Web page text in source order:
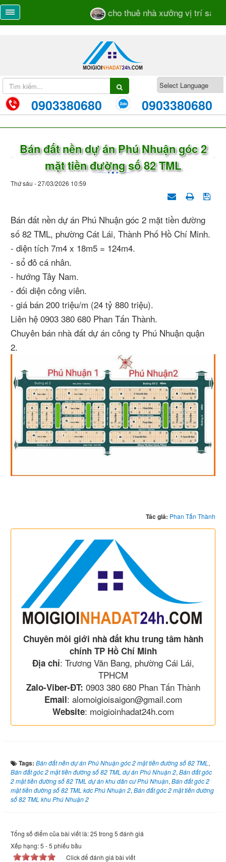
cho thuê nhà xưởng vị trí sát
0903380680 0903380680
Bán đất nền dự án Phú Nhuận góc 2
mặt tiền đường số 82 TML
Thứ sáu - 27/03/2026 10:59
Bán đất nền dự án Phú Nhuận góc 2 mặt tiền đường
số 82 TML, phường Cát Lái, Thành Phố Hồ Chí Minh.
- diện tích 7m4 x 18m5 = 124m4.
- sổ đỏ cá nhân.
- hướng Tây Nam.
- đối diện công viên.
- giá bán 200 triệu/m (24 tỷ 880 triệu).
Liên hệ 0903 380 680 Phan Tấn Thành.
Chuyên bán nhà đất dự án công ty Phú Nhuận quận
2.
Tác giả: Phan Tấn Thành
Chuyên môi giới nhà đất khu trung tâm hành
chính TP Hồ Chí Minh
Địa chỉ: Trương Văn Bang, phường Cái Lái,
TPHCM
Zalo-Viber-ĐT: 0903 380 680 Phan Tấn Thành
Email: alomoigioisaigon@gmail.com
Website: moigioinhadat24h.com
Tags: Bán đất nền dự án Phú Nhuận góc 2 mặt tiền đường số 82 TML ,
Bán đất góc 2 mặt tiền đường số 82 TML dự án Phú Nhuận 2, Bán đất góc
2 mặt tiền đường số 82 TML dự án khu dân cư Phú Nhuận, Bán đất góc 2
mặt tiền đường số 82 TML kdc Phú Nhuận 2, Bán đất góc 2 mặt tiền đường
số 82 TML khu Phú Nhuận 2
Tổng số điểm của bài viết là: 25 trong 5 đánh giá
Xếp hạng:5 -5 phiếu bầu
Click để đánh giá bài viết